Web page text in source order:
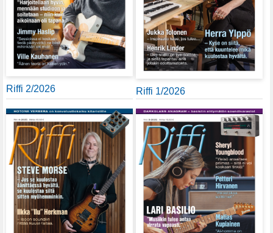
Riffi 2/2026 Riffi 1/2026